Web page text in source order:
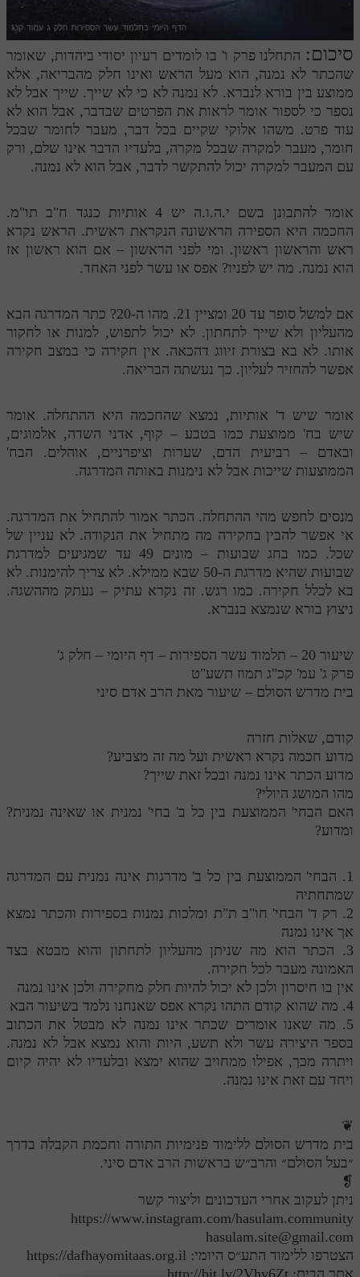
סיכום: התחלנו פרק ו' בו לומדים רעיון יסודי ביהדות, שאומר
שהכתר לא נמנה, הוא מעל הראש ואינו חלק מהבריאה, אלא
ממוצע בין בורא לנברא. לא נמנה לא כי לא שייך. שייך אבל לא
נספר כי לספור אומר לראות את הפרטים שבדבר, אבל הוא לא
עוד פרט. משהו אלוקי שקיים בכל דבר, מעבר לחומר שבכל
חומר, מעבר למקרה שבכל מקרה, בלעדיו הדבר אינו שלם, ורק
עם המעבר למקרה יכול להתקשר לדבר, אבל הוא לא נמנה.
אומר להתבונן בשם י.ה.ו.ה יש 4 אותיות כנגד ח"ב תו"מ.
החכמה היא הספירה הראשונה הנקראת ראשית. הראש נקרא
ראש והראשון ראשון. ומי לפני הראשון – אם הוא ראשון אז
הוא נמנה. מה יש לפניו? אפס או עשר לפני האחד.
אם למשל סופר עד 20 ומציין 21. מהו ה-20? כתר המדרגה הבא
מהעליון ולא שייך לתחתון. לא יכול לתפוש, למנות או לחקור
אותו. לא בא בצורת זיווג דהכאה. אין חקירה כי במצב חקירה
אפשר להחזיר לעליון. כך נעשתה הבריאה.
אומר שיש ד' אותיות, נמצא שהחכמה היא ההתחלה. אומר
שיש בח' ממוצעת כמו בטבע – קוף, אדני השדה, אלמוגים,
ובאדם – רביעית הדם, שערות וציפרניים, אוהלים. הבח'
הממוצעות שייכות אבל לא נימנות באותה המדרגה.
מנסים לחפש מהי ההתחלה. הכתר אמור להתחיל את המדרגה.
אי אפשר להבין בחקירה מה מתחיל את הנקודה. לא עניין של
שכל. כמו בחג שבועות – מונים 49 עד שמגיעים למדרגת
שבועות שהיא מדרגת ה-50 שבא ממילא. לא צריך להימנות. לא
בא לכלל חקירה. כמו רגש. זה נקרא עתיק – נעתק מההשגה.
ניצוץ בורא שנמצא בנברא.
שיעור 20 – תלמוד עשר הספירות – דף היומי – חלק ג'
פרק ג' עמ' קכ"ג תמוז תשע"ט
בית מדרש הסולם – שיעור מאת הרב אדם סיני
קודם, שאלות חזרה
מדוע חכמה נקרא ראשית ועל מה זה מצביע?
מדוע הכתר אינו נמנה ובכל זאת שייך?
מהו המושג היולי?
האם הבחי' הממוצעת בין כל ב' בחי' נמנית או שאינה נמנית?
ומדוע?
1. הבחי' הממוצעת בין כל ב' מדרגות אינה נמנית עם המדרגה
שמתחתיה
2. רק ד' הבחי' חו"ב ת"ת ומלכות נמנות בספירות והכתר נמצא
אך אינו נמנה
3. הכתר הוא מה שניתן מהעליון לתחתון והוא מבטא בצד
האמונה מעבר לכל חקירה.
אין בו חיסרון ולכן לא יכול להיות חלק מחקירה ולכן אינו נמנה
4. מה שהוא קודם התהו נקרא אפס שאנחנו נלמד בשיעור הבא
5. מה שאנו אומרים שכתר אינו נמנה לא מבטל את הכתוב
בספר היצירה עשר ולא תשע, היות והוא נמצא אבל לא נמנה.
ויתרה מכך, אפילו ממחויב שהוא ימצא ובלעדיו לא יהיה קיום
ויחד עם זאת אינו נמנה.
❦
בית מדרש הסולם ללימוד פנימיות התורה וחכמת הקבלה בדרך
״בעל הסולם״ והרב״ש בראשות הרב אדם סיני.
❡
ניתן לעקוב אחרי העדכונים וליצור קשר
https://www.instagram.com/hasulam.community
hasulam.site@gmail.com
הצטרפו ללימוד התע״ס היומי: https://dafhayomitaas.org.il
אתר הבית: http://bit.ly/2Vhv6Zt